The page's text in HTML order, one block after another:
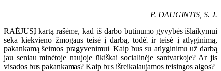
P. DAUGINTIS, S. J.
RAĖJUSĮ kartą rašėme, kad iš darbo būtinumo gyvybės išlaikymui
seka kiekvieno žmogaus teisė į darbą, todėl ir teisė į atlyginimą,
pakankamą šeimos pragyvenimui. Kaip bus su atlyginimu už darbą
jau seniau minėtoje naujoje ūkiškai socialinėje santvarkoje? Ar jis
visados bus pakankamas? Kaip bus išreikalaujamos teisingos algos?